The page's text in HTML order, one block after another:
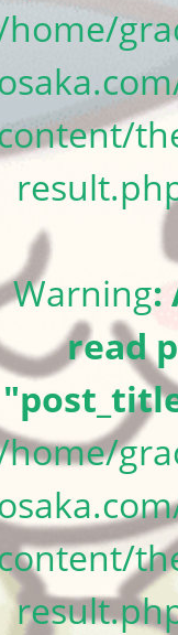
Warning:
read